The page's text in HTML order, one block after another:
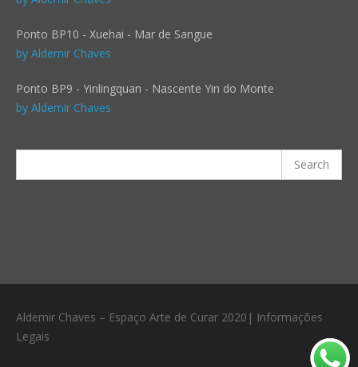
Ponto BP10 - Xuehai - Mar de Sangue
by Aldemir Chaves
Ponto BP9 - Yinlingquan - Nascente Yin do Monte
by Aldemir Chaves
Aldemir Chaves – Espaço Arte de Curar 2020| Informações
Legais